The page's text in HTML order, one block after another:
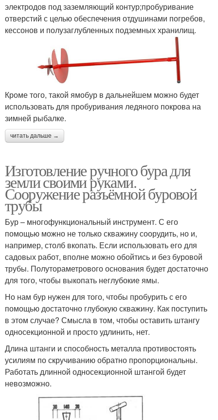
электродов под заземляющий контур;пробуривание
отверстий с целью обеспечения отдушинами погребов,
кессонов и полузаглубленных подземных хранилищ.
Кроме того, такой ямобур в дальнейшем можно будет
использовать для пробуривания ледяного покрова на
зимней рыбалке.
читать дальше →
Изготовление ручного бура для
земли своими руками.
Сооружение разъёмной буровой
трубы
Бур – многофункциональный инструмент. С его
помощью можно не только скважину соорудить, но и,
например, столб вкопать. Если использовать его для
садовых работ, вполне можно обойтись и без буровой
трубы. Полутораметрового основания будет достаточно
для того, чтобы выкопать неглубокие ямы.
Но нам бур нужен для того, чтобы пробурить с его
помощью достаточно глубокую скважину. Как поступить
в этом случае? Смысла в том, чтобы оставить штангу
односекционной и просто удлинить, нет.
Длина штанги и способность металла противостоять
усилиям по скручиванию обратно пропорциональны.
Работать длинной односекционной штангой будет
невозможно.